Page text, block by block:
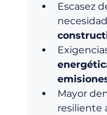
Escasez
Mayor
resiliente